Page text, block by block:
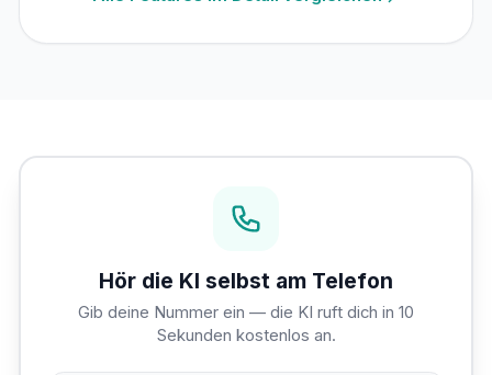
Hör die KI selbst am Telefon
Gib deine Nummer ein — die KI ruft dich in 10
Sekunden kostenlos an.